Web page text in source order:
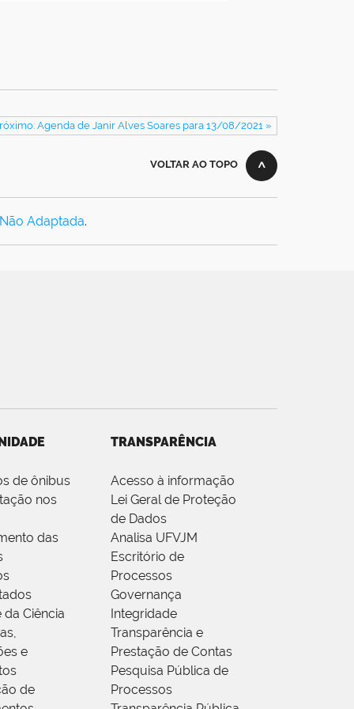
Agenda de Janir Alves Soares para 13/08/2021 »
VOLTAR AO TOPO
Adaptada.
de ônibus
nos
das
da Ciência
e
de
TRANSPARÊNCIA
Acesso à informação
Lei Geral de Proteção
de Dados
Analisa UFVJM
Escritório de
Processos
Governança
Integridade
Transparência e
Prestação de Contas
Pesquisa Pública de
Processos